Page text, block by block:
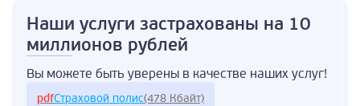
Наши услуги застрахованы на 10
миллионов рублей
Вы можете быть уверены в качестве наших услуг!
pdfСтраховой полис(478 Кбайт)